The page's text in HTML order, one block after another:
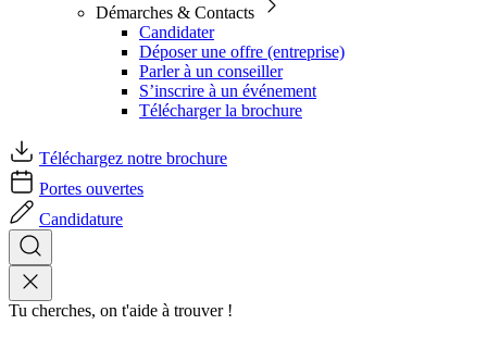
Démarches & Contacts
Candidater
Déposer une offre (entreprise)
Parler à un conseiller
S’inscrire à un événement
Télécharger la brochure
Téléchargez notre brochure
Portes ouvertes
Candidature
Tu cherches, on t'aide à trouver !